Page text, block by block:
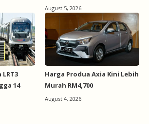
August 5, 2026
14
Harga Produa Axia Kini Lebih
Murah RM4,700
August 4, 2026